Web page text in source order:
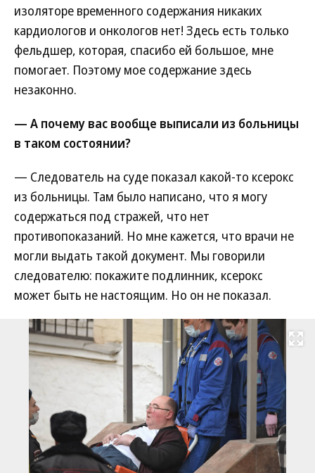
изоляторе временного содержания никаких
кардиологов и онкологов нет! Здесь есть только
фельдшер, которая, спасибо ей большое, мне
помогает. Поэтому мое содержание здесь
незаконно.
— А почему вас вообще выписали из больницы
в таком состоянии?
— Следователь на суде показал какой-то ксерокс
из больницы. Там было написано, что я могу
содержаться под стражей, что нет
противопоказаний. Но мне кажется, что врачи не
могли выдать такой документ. Мы говорили
следователю: покажите подлинник, ксерокс
может быть не настоящим. Но он не показал.
Развернуть